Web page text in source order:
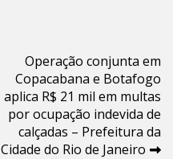
Operação conjunta em
Copacabana e Botafogo
aplica R$ 21 mil em multas
por ocupação indevida de
calçadas – Prefeitura da
Cidade do Rio de Janeiro